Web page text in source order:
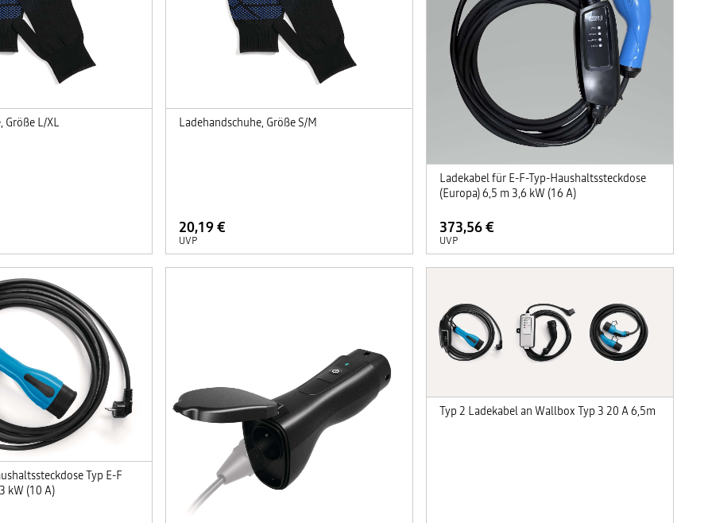
Größe L/XL Ladehandschuhe, Größe S/M
20,19 €
UVP
Ladekabel für E-F-Typ-Haushaltssteckdose
(Europa) 6,5 m 3,6 kW (16 A)
373,56 €
UVP
Typ E-F
kW (10 A)
Typ 2 Ladekabel an Wallbox Typ 3 20 A 6,5m